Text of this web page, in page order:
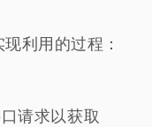
利用的过程：
请求以获取